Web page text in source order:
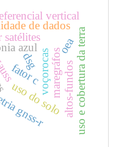
azul
voçorocas
uso do solo
de dados
uso e cobertura da terra
vertical
gnss-r
maregráfosaltos-fundos
dsg
fator c
oea